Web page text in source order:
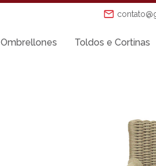
Ombrellones Toldos e Cortinas